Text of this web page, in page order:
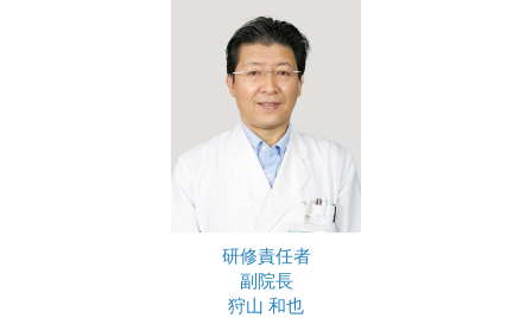
研修責任者
副院長
狩山 和也